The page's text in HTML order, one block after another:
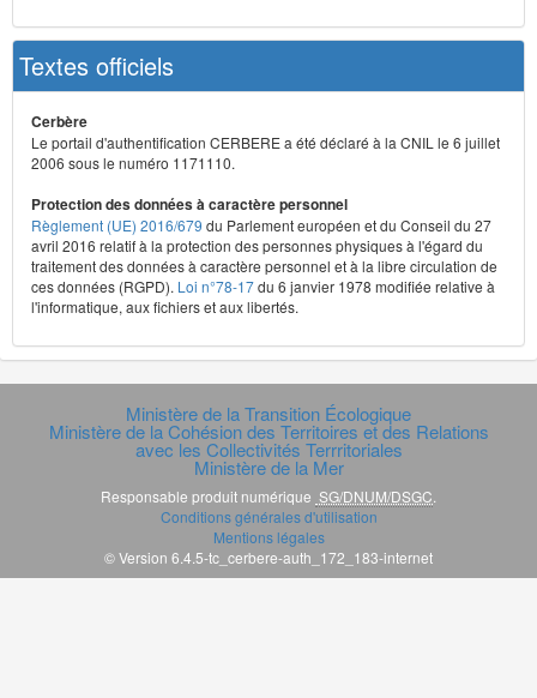
Textes officiels
Cerbère
Le portail d'authentification CERBERE a été déclaré à la CNIL le 6 juillet
2006 sous le numéro 1171110.
Protection des données à caractère personnel
Règlement (UE) 2016/679 du Parlement européen et du Conseil du 27
avril 2016 relatif à la protection des personnes physiques à l'égard du
traitement des données à caractère personnel et à la libre circulation de
ces données (RGPD). Loi n°78-17du 6 janvier 1978 modifiée relative à
l'informatique, aux fichiers et aux libertés.
Ministère de la Transition Écologique
Ministère de la Cohésion des Territoires et des Relations
avec les Collectivités Terrritoriales
Ministère de la Mer
Responsable produit numérique SG/DNUM/DSGC
Conditions générales d'utilisation
Mentions légales
© Version 6.4.5-tc_cerbere-auth_172_183-internet